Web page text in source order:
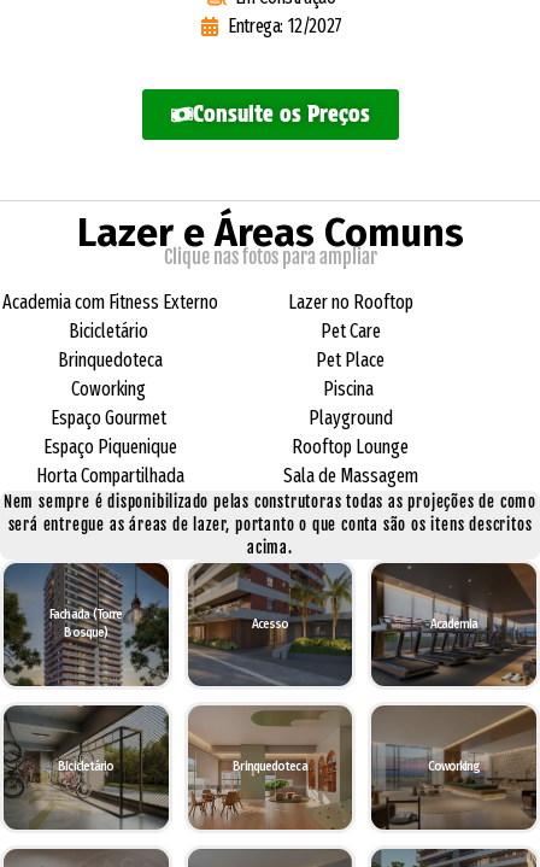
Entrega: 12/2027
Consulte os Preços
Lazer e Áreas Comuns
Clique nas fotos para ampliar
Academia com Fitness Externo
Bicicletário
Brinquedoteca
Coworking
Espaço Gourmet
Espaço Piquenique
Horta Compartilhada
Lazer no Rooftop
Pet Care
Pet Place
Piscina
Playground
Rooftop Lounge
Sala de Massagem
Nem sempre é disponibilizado pelas construtoras todas as projeções de como
será entregue as áreas de lazer, portanto o que conta são os itens descritos
acima.
Fachada (Torre
Bosque)
Acesso Academia
Bicicletário Brinquedoteca Coworking